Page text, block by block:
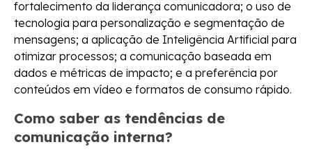
fortalecimento da liderança comunicadora; o uso de
tecnologia para personalização e segmentação de
mensagens; a aplicação de Inteligência Artificial para
otimizar processos; a comunicação baseada em
dados e métricas de impacto; e a preferência por
conteúdos em vídeo e formatos de consumo rápido.
Como saber as tendências de
comunicação interna?